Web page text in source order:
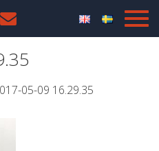
05-09 16.29.35